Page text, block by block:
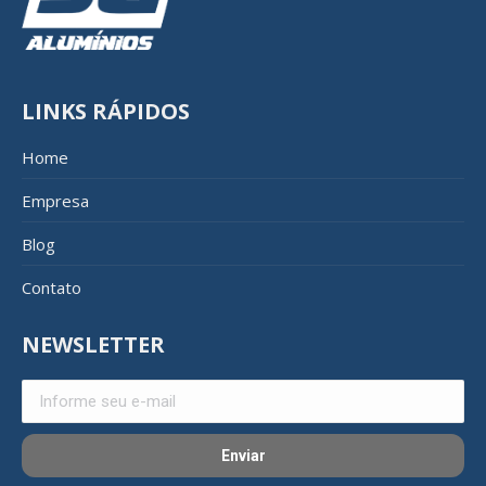
LINKS RÁPIDOS
Home
Empresa
Blog
Contato
NEWSLETTER